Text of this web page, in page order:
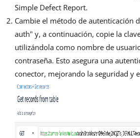
Simple Defect Report.
Cambie el método de autenticación
auth" y, a continuación, copie la
utilizándola como nombre de
contraseña. Esto asegura una
conector, mejorando la seguridad y